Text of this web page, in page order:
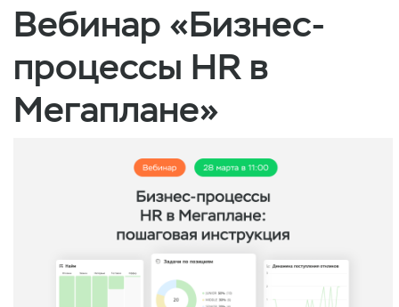
Вебинар «Бизнес-
процессы HR в
Мегаплане»